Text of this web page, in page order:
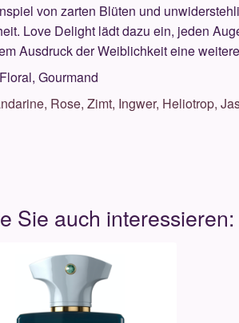
von zarten Blüten und
Love Delight lädt dazu ein, jeden
Ausdruck der Weiblichkeit eine
Gourmand
Rose, Zimt, Ingwer, Heliotrop,